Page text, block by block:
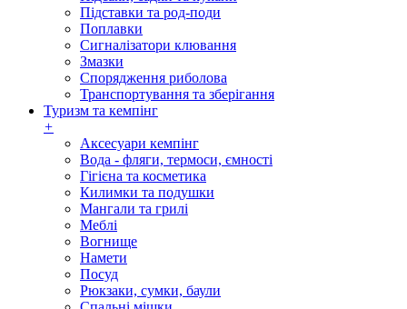
Підставки та род-поди
Поплавки
Сигналізатори клювання
Змазки
Спорядження риболова
Транспортування та зберігання
Туризм та кемпінг
+
Аксесуари кемпінг
Вода - фляги, термоси, ємності
Гігієна та косметика
Килимки та подушки
Мангали та грилі
Меблі
Вогнище
Намети
Посуд
Рюкзаки, сумки, баули